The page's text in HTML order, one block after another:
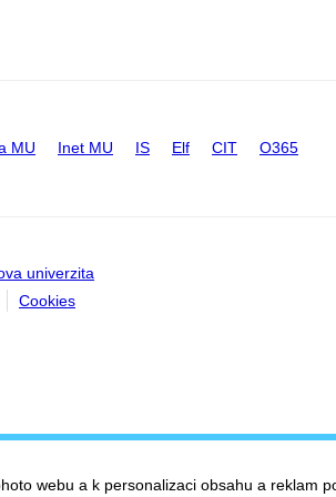
MU Inet MU IS Elf CIT O365
univerzita
Cookies
webu a k personalizaci obsahu a reklam